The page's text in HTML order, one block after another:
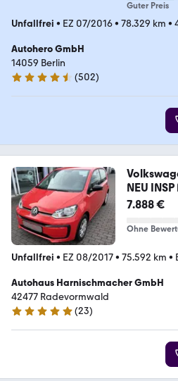
Guter Preis
Unfallfrei • EZ 07/2016• 78.329 km •
Autohero GmbH
14059 Berlin
4.5 Sterne
(502)
NEU INSP
7.888 €
Ohne
Unfallfrei • EZ 08/2017• 75.592 km •
Autohaus Harnischmacher GmbH
42477 Radevormwald
5 Sterne
(23)